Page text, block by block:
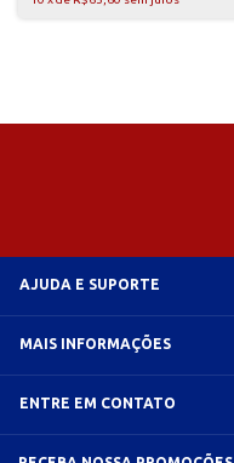
AJUDA E SUPORTE
MAIS INFORMAÇÕES
ENTRE EM CONTATO